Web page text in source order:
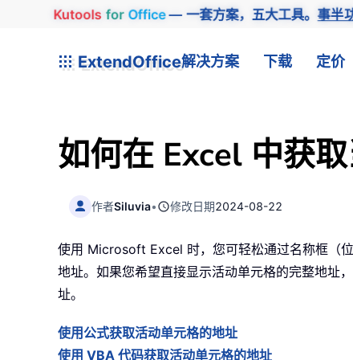
Kutools for Office— 一套方案，五大工具。 事半
ExtendOffice解决方案 下载 定价
如何在 Excel 中获
作者Siluvia• 修改日期2024-08-22
使用 Microsoft Excel 时，您可轻松通过名称框（
地址。如果您希望直接显示活动单元格的完整地址
址。
使用公式获取活动单元格的地址
使用 VBA 代码获取活动单元格的地址